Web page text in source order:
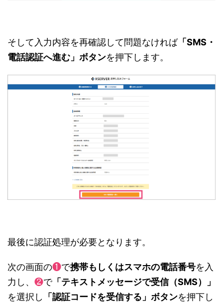
そして入力内容を再確認して問題なければ「SMS・
電話認証へ進む」ボタンを押下します。
最後に認証処理が必要となります。
次の画面の❶で携帯もしくはスマホの電話番号を入
力し、 ❷で「テキストメッセージで受信（SMS）」
を選択し
「認証コードを受信する」ボタンを押下し